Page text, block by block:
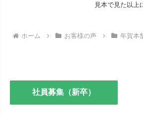
見本で見た以上
ホーム お客様の声 年賀本
社員募集（新卒）